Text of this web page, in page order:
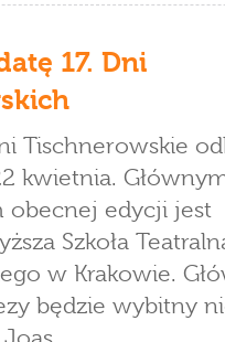
17. Dni
Tischnerowskie
kwietnia.
obecnej edycji jest
Szkoła
w Krakowie.
będzie wybitny